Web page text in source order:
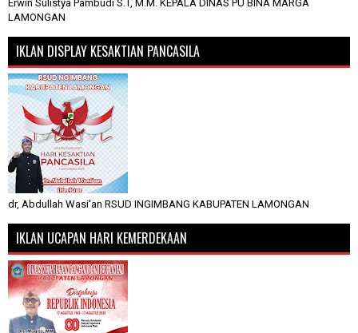
Erwin Sulistya Pambudi S.T, M.M. KEPALA DINAS PU BINA MARGA
LAMONGAN
IKLAN DISPLAY KESAKTIAN PANCASILA
dr, Abdullah Wasi'an RSUD INGIMBANG KABUPATEN LAMONGAN
IKLAN UCAPAN HARI KEMERDEKAAN